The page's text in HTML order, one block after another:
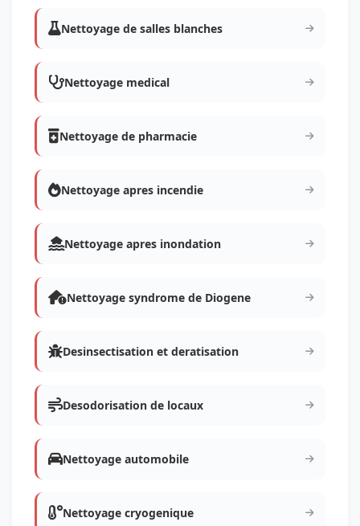
Nettoyage de salles blanches
Nettoyage medical
Nettoyage de pharmacie
Nettoyage apres incendie
Nettoyage apres inondation
Nettoyage syndrome de Diogene
Desinsectisation et deratisation
Desodorisation de locaux
Nettoyage automobile
Nettoyage cryogenique